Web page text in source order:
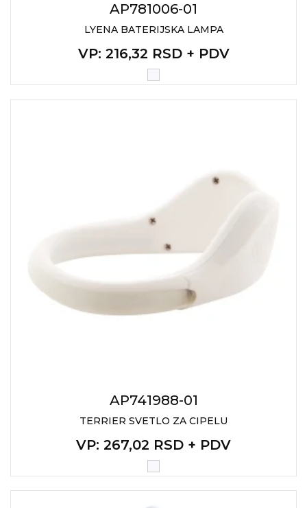
AP781006-01
LYENA BATERIJSKA LAMPA
VP: 216,32 RSD + PDV
AP741988-01
TERRIER SVETLO ZA CIPELU
VP: 267,02 RSD + PDV